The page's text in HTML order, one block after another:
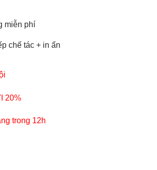
miễn phí
chế tác + in ấn
20%
trong 12h